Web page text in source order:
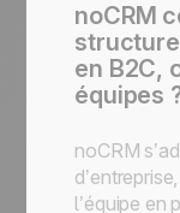
noCRM
en B2C,
équipes
noCRM
l’équipe en